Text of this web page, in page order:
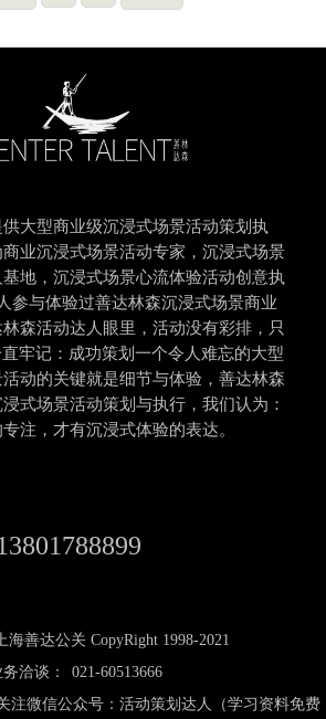
大型商业级沉浸式场景活动策划执
业沉浸式场景活动专家，沉浸式场景
地，沉浸式场景心流体验活动创意执
参与体验过善达林森沉浸式场景商业
森活动达人眼里，活动没有彩排，只
牢记：成功策划一个令人难忘的大型
动的关键就是细节与体验，善达林森
式场景活动策划与执行，我们认为：
注，才有沉浸式体验的表达。
海善达公关 CopyRight 1998-2021
务洽谈：
021-60513666
注微信公众号：活动策划达人（学习资料免费